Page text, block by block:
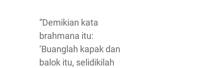
“Demikian kata
brahmana itu:
‘Buanglah kapak dan
balok itu, selidikilah